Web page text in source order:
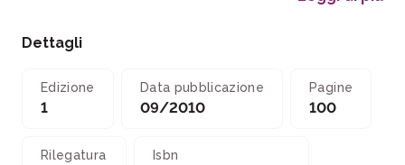
Dettagli
Edizione
1
Data pubblicazione
09/2010
Pagine
100
Rilegatura Isbn